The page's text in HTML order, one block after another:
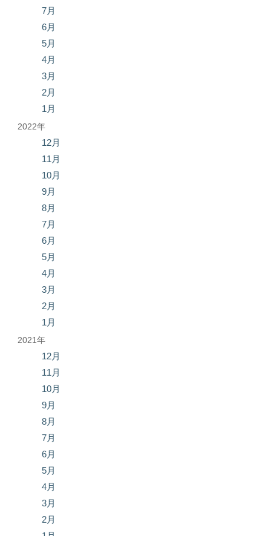
7月
6月
5月
4月
3月
2月
1月
2022年
12月
11月
10月
9月
8月
7月
6月
5月
4月
3月
2月
1月
2021年
12月
11月
10月
9月
8月
7月
6月
5月
4月
3月
2月